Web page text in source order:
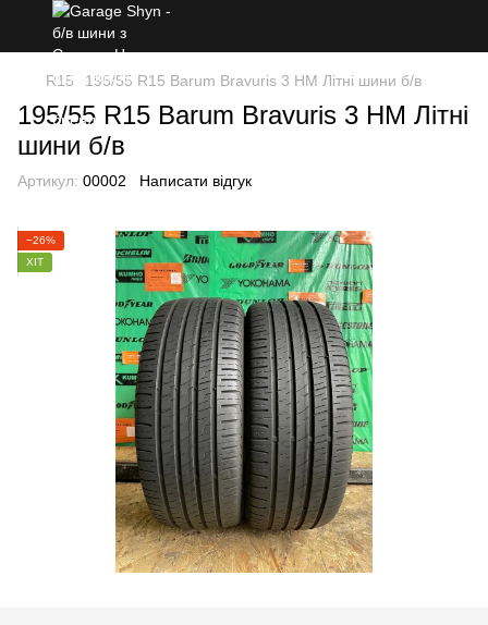
R15 195/55 R15 Barum Bravuris 3 HM Літні шини б/в
195/55 R15 Barum Bravuris 3 HM Літні
шини б/в
Артикул: 00002 Написати відгук
−26%
ХІТ